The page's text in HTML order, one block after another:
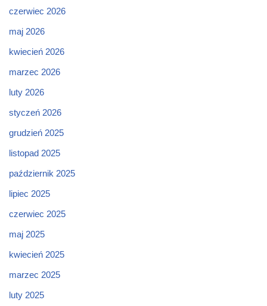
czerwiec 2026
maj 2026
kwiecień 2026
marzec 2026
luty 2026
styczeń 2026
grudzień 2025
listopad 2025
październik 2025
lipiec 2025
czerwiec 2025
maj 2025
kwiecień 2025
marzec 2025
luty 2025